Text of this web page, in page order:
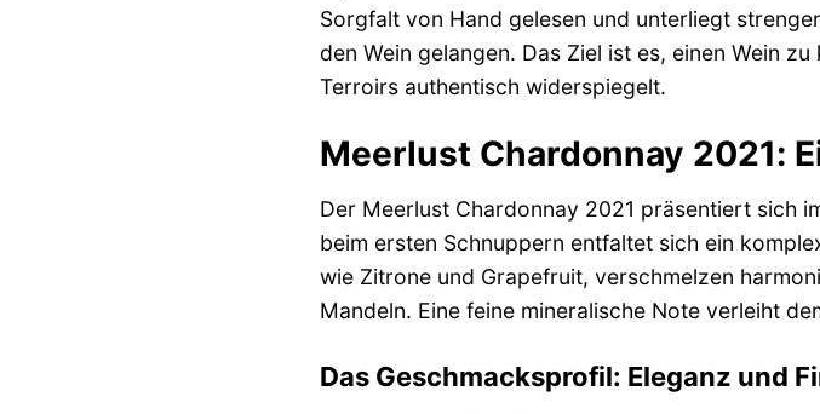
Sorgfalt von Hand gelesen und unterliegt
den Wein gelangen. Das Ziel ist es, einen Wein
Terroirs authentisch widerspiegelt.
Meerlust Chardonnay 2021:
Der Meerlust Chardonnay 2021 präsentiert sich
beim ersten Schnuppern entfaltet sich ein
wie Zitrone und Grapefruit, verschmelzen
Mandeln. Eine feine mineralische Note verleiht
Das Geschmacksprofil: Eleganz und